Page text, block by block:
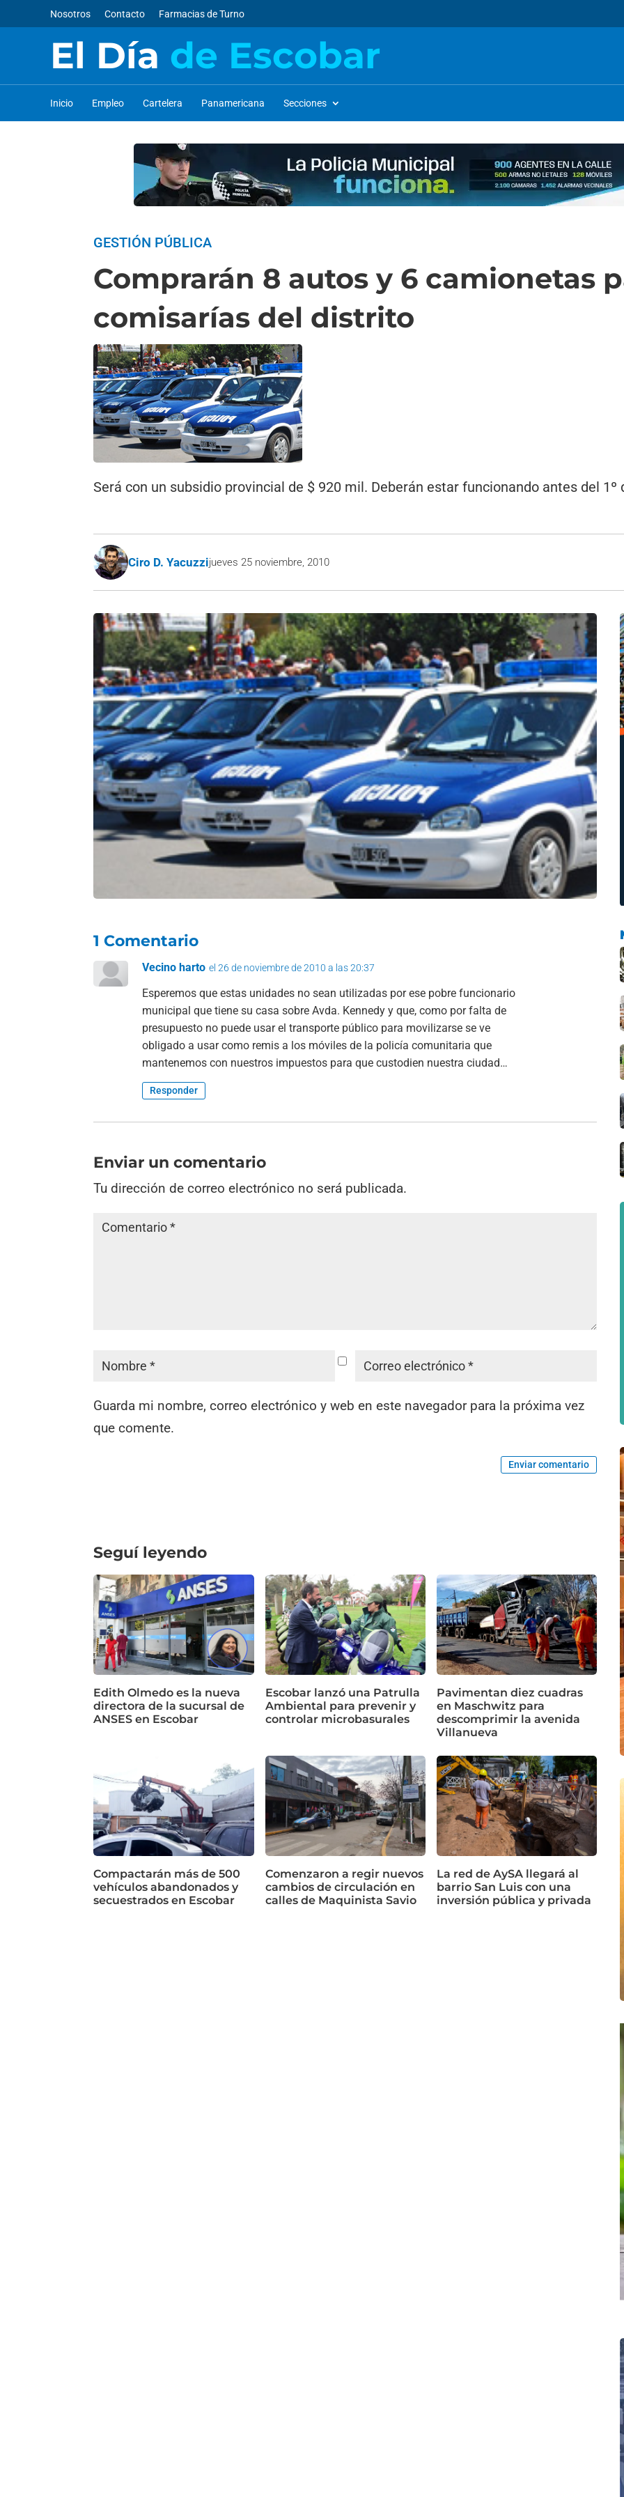
Nosotros Contacto Farmacias de Turno
El Día de Escobar
Inicio Empleo Cartelera Panamericana Secciones
GESTIÓN PÚBLICA
Comprarán 8 autos y 6 camionetas
comisarías del distrito
Será con un subsidio provincial de $ 920 mil. Deberán estar funcionando antes del 1º
Ciro D. Yacuzzijueves 25 noviembre, 2010
1 Comentario
Vecino harto el 26 de noviembre de 2010 a las 20:37
Esperemos que estas unidades no sean utilizadas por ese pobre funcionario
municipal que tiene su casa sobre Avda. Kennedy y que, como por falta de
presupuesto no puede usar el transporte público para movilizarse se ve
obligado a usar como remis a los móviles de la policía comunitaria que
mantenemos con nuestros impuestos para que custodien nuestra ciudad…
Responder
Enviar un comentario
Tu dirección de correo electrónico no será publicada.
Guarda mi nombre, correo electrónico y web en este navegador para la próxima vez
que comente.
Enviar comentario
Seguí leyendo
Edith Olmedo es la nueva
directora de la sucursal de
ANSES en Escobar
Escobar lanzó una Patrulla
Ambiental para prevenir y
controlar microbasurales
Pavimentan diez cuadras
en Maschwitz para
descomprimir la avenida
Villanueva
Compactarán más de 500
vehículos abandonados y
secuestrados en Escobar
Comenzaron a regir nuevos
cambios de circulación en
calles de Maquinista Savio
La red de AySA llegará al
barrio San Luis con una
inversión pública y privada